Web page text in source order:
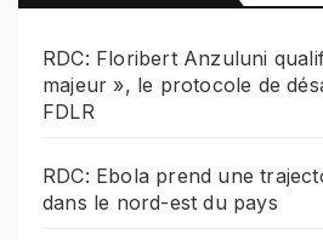
RDC: Floribert Anzuluni
majeur », le protocole de
FDLR
RDC: Ebola prend une
dans le nord-est du pays